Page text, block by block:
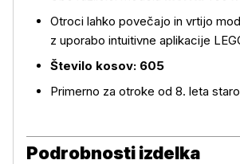
Otroci lahko povečajo in vrtijo
z uporabo intuitivne aplikacije
Število kosov: 605
Primerno za otroke od 8. leta
Podrobnosti izdelka